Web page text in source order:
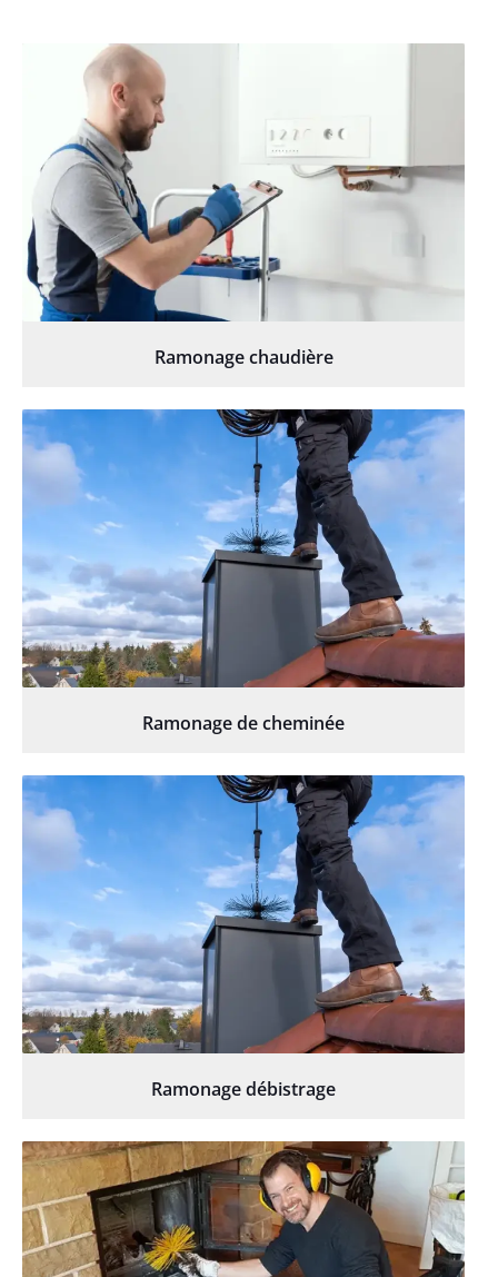
Ramonage chaudière
Ramonage de cheminée
Ramonage débistrage